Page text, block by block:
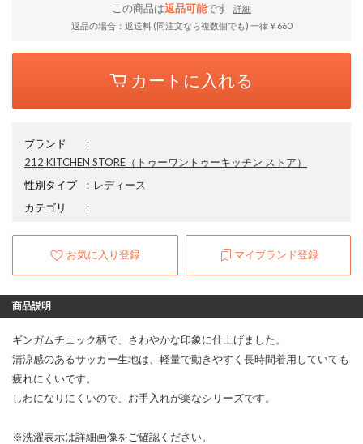
この商品は返品可能です
詳細
返品の場合：返送料 (同注文なら複数個でも) 一律￥660
カートに入れる
ブランド
：
212 KITCHEN STORE （トゥーワントゥーキッチン ストア）
性別タイプ
： レディース
カテゴリ
：
お気に入り登録 マイブランド登録
商品説明
ギンガムチェック柄で、さわやかな印象に仕上げました。
清涼感のあるサッカー生地は、軽量で動きやすく長時間着用していても
疲れにくいです。
しわになりにくいので、お手入れが楽なシリーズです。
※洗濯表示は詳細画像をご確認ください。